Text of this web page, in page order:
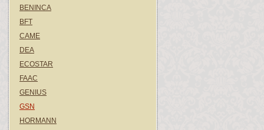
BENINCA
BFT
CAME
DEA
ECOSTAR
FAAC
GENIUS
GSN
HORMANN